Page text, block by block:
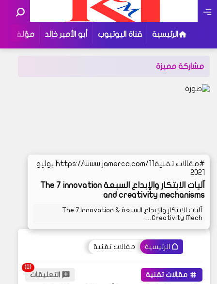
الرئيسية قناة اليوتيوب أبو الأمير خالد مؤلفاتي
مشاركة مميزة
مقالات تقنية
https://www.jamerca.com/11 يوليو
2021
آليات الابتكار والإبداع السبعة The 7 innovation
and creativity mechanisms
آليات الابتكار والإبداع السبعة The 7 Innovation &
Creativity Mech…
الرئيسية مقالات تقنية
مقالات تقنية التعليقات